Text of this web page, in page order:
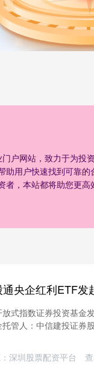
户网站，致力于为投
用户快速找到可靠
，本站都将助您更
式指数证券投资基金
管人：中信建投证券
深圳股票配资平台